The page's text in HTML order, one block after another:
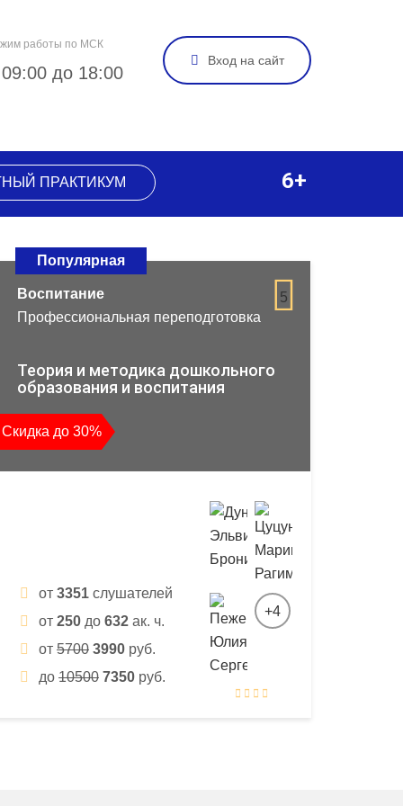
работы по МСК
до 18:00
Вход на сайт
ПРАКТИКУМ 6+
Популярная
5
Воспитание
Профессиональная переподготовка
Теория и методика дошкольного
образования и воспитания
Скидка до 30%
от 3351 слушателей
от 250 до 632 ак. ч.
от 5700 3990 руб.
до 10500 7350 руб.
+4